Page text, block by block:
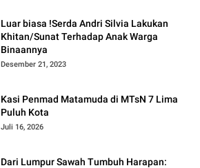
Luar biasa !Serda Andri Silvia Lakukan
Khitan/Sunat Terhadap Anak Warga
Binaannya
Desember 21, 2023
Kasi Penmad Matamuda di MTsN 7 Lima
Puluh Kota
Juli 16, 2026
Dari Lumpur Sawah Tumbuh Harapan: